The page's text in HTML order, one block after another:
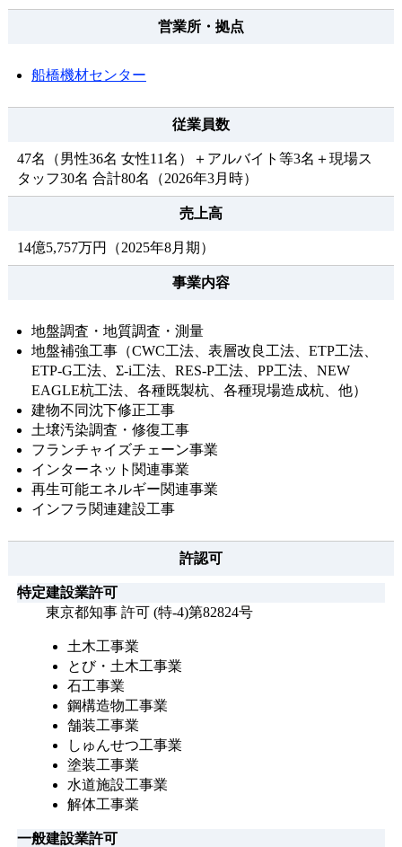
営業所・拠点
船橋機材センター
従業員数
47名（男性36名 女性11名）＋アルバイト等3名＋現場ス
タッフ30名 合計80名（2026年3月時）
売上高
14億5,757万円（2025年8月期）
事業内容
地盤調査・地質調査・測量
地盤補強工事（CWC工法、表層改良工法、ETP工法、
ETP-G工法、Σ-i工法、RES-P工法、PP工法、NEW
EAGLE杭工法、各種既製杭、各種現場造成杭、他）
建物不同沈下修正工事
土壌汚染調査・修復工事
フランチャイズチェーン事業
インターネット関連事業
再生可能エネルギー関連事業
インフラ関連建設工事
許認可
特定建設業許可
東京都知事 許可 (特-4)第82824号
土木工事業
とび・土木工事業
石工事業
鋼構造物工事業
舗装工事業
しゅんせつ工事業
塗装工事業
水道施設工事業
解体工事業
一般建設業許可